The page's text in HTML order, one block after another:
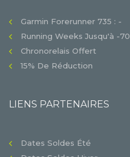
Garmin Forerunner 735 : -
Running Weeks Jusqu'à -70
Chronorelais Offert
15% De Réduction
LIENS PARTENAIRES
Dates Soldes Été